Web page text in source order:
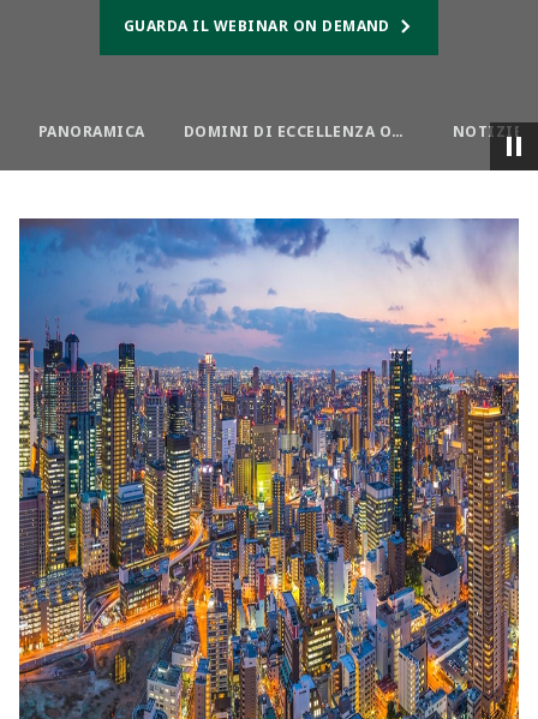
GUARDA IL WEBINAR ON DEMAND
PANORAMICA DOMINI DI ECCELLENZA OPERATIVA